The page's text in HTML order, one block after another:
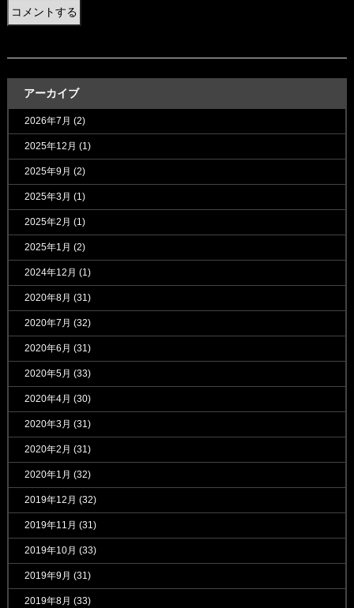
アーカイブ
2026年7月 (2)
2025年12月 (1)
2025年9月 (2)
2025年3月 (1)
2025年2月 (1)
2025年1月 (2)
2024年12月 (1)
2020年8月 (31)
2020年7月 (32)
2020年6月 (31)
2020年5月 (33)
2020年4月 (30)
2020年3月 (31)
2020年2月 (31)
2020年1月 (32)
2019年12月 (32)
2019年11月 (31)
2019年10月 (33)
2019年9月 (31)
2019年8月 (33)